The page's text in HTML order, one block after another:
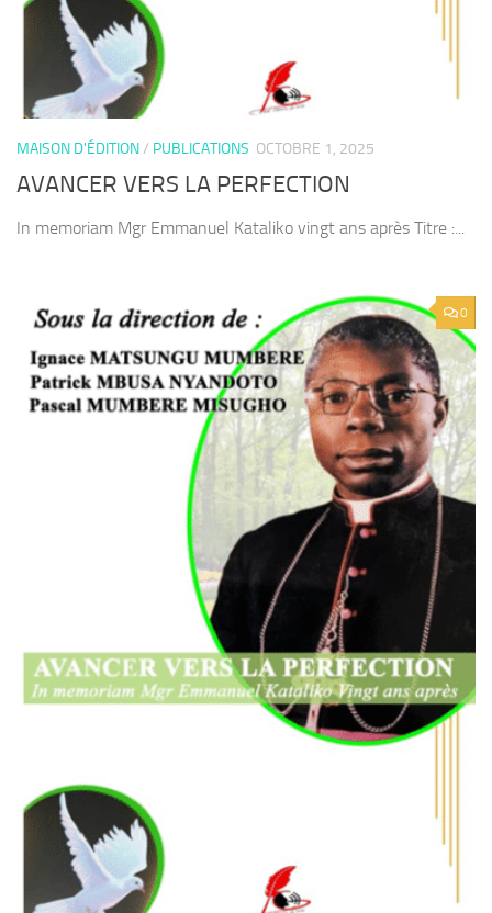
MAISON D'ÉDITION/ PUBLICATIONS OCTOBRE 1, 2025
AVANCER VERS LA PERFECTION
In memoriam Mgr Emmanuel Kataliko vingt ans après Titre :...
0